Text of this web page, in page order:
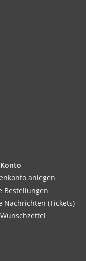
anlegen
Bestellungen
Nachrichten (Tickets)